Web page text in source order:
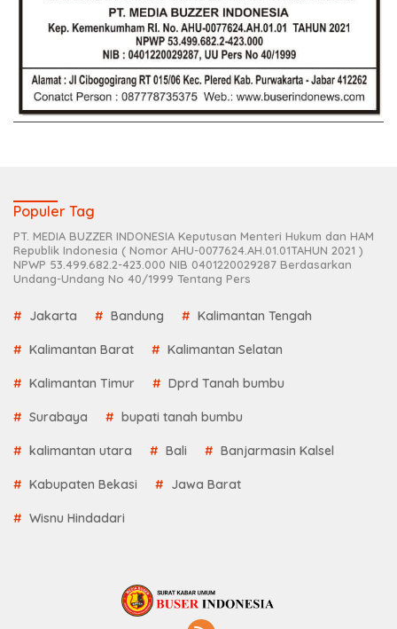
Populer Tag
PT. MEDIA BUZZER INDONESIA Keputusan Menteri Hukum dan HAM
Republik Indonesia ( Nomor AHU-0077624.AH.01.01TAHUN 2021 )
NPWP 53.499.682.2-423.000 NIB 0401220029287 Berdasarkan
Undang-Undang No 40/1999 Tentang Pers
Jakarta Bandung Kalimantan Tengah
Kalimantan Barat Kalimantan Selatan
Kalimantan Timur Dprd Tanah bumbu
Surabaya bupati tanah bumbu
kalimantan utara Bali Banjarmasin Kalsel
Kabupaten Bekasi Jawa Barat
Wisnu Hindadari